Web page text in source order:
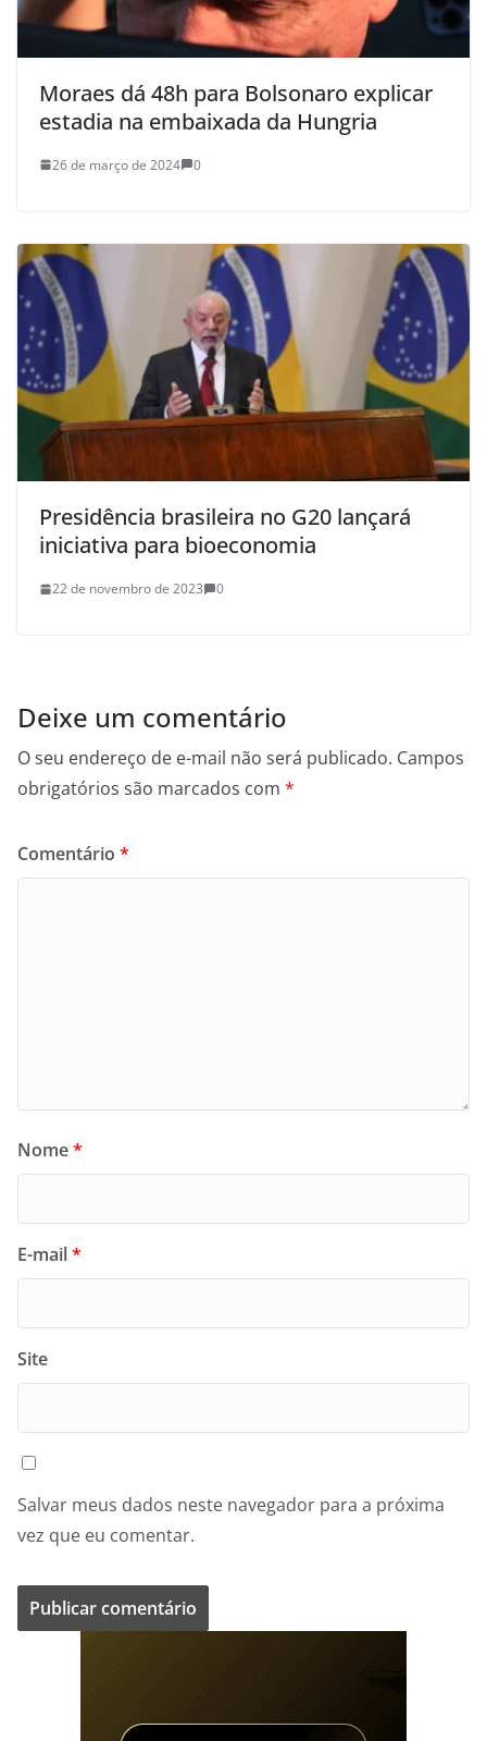
Moraes dá 48h para Bolsonaro explicar
estadia na embaixada da Hungria
26 de março de 2024 0
Presidência brasileira no G20 lançará
iniciativa para bioeconomia
22 de novembro de 2023 0
Deixe um comentário
O seu endereço de e-mail não será publicado. Campos
obrigatórios são marcados com *
Comentário *
Nome*
E-mail*
Site
Salvar meus dados neste navegador para a próxima
vez que eu comentar.